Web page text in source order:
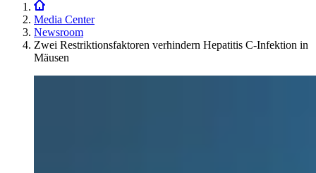
Media Center
Newsroom
Zwei Restriktionsfaktoren verhindern Hepatitis C-Infektion in
Mäusen